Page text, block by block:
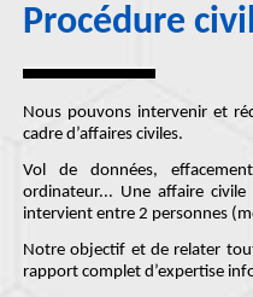
Procédure
Nous pouvons intervenir et
cadre d’affaires civiles.
Vol de données,
ordinateur... Uneaffaire civile
intervient entre 2 personnes
Notre objectif et de relater
rapport complet d’expertise